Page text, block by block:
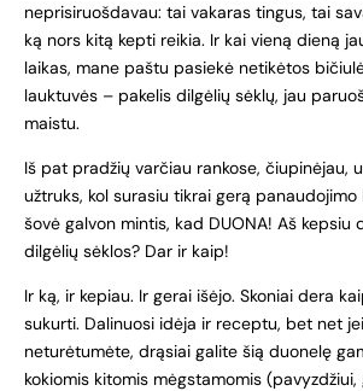
neprisiruošdavau: tai vakaras tingus, tai
ką nors kitą kepti reikia. Ir kai vieną dieną
laikas, mane paštu pasiekė netikėtos
lauktuvės – pakelis dilgėlių sėklų, jau
maistu.
Iš pat pradžių varčiau rankose, čiupinėjau,
užtruks, kol surasiu tikrai gerą
šovė galvon mintis, kad DUONA! Aš kepsiu
dilgėlių sėklos? Dar ir kaip!
Ir ką, ir kepiau. Ir gerai išėjo. Skoniai dera
sukurti. Dalinuosi idėja ir receptu, bet net
neturėtumėte, drąsiai galite šią duonelę
kokiomis kitomis mėgstamomis (pavyzdžiui,